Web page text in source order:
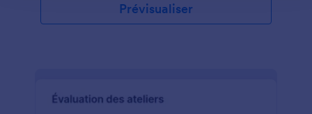
Prévisualiser